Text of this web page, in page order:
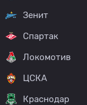
Зенит
Спартак
Локомотив
ЦСКА
Краснодар